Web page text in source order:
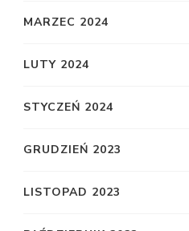
MARZEC 2024
LUTY 2024
STYCZEŃ 2024
GRUDZIEŃ 2023
LISTOPAD 2023